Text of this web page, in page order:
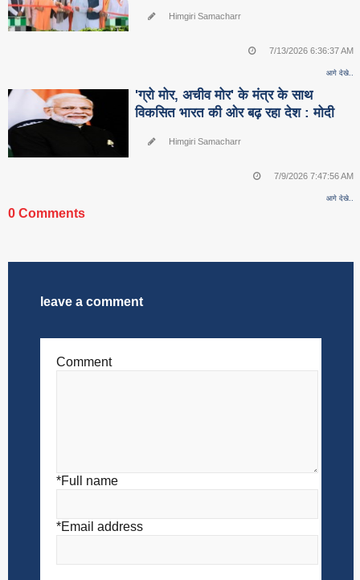
Himgiri Samacharr
7/13/2026 6:36:37 AM
आगे देखे..
'ग्रो मोर, अचीव मोर' के मंत्र के साथ
विकसित भारत की ओर बढ़ रहा देश : मोदी
Himgiri Samacharr
7/9/2026 7:47:56 AM
आगे देखे..
0 Comments
leave a comment
Comment
*Full name
*Email address